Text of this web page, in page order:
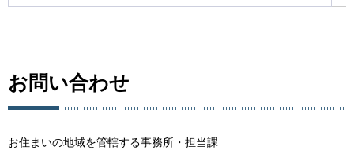
お問い合わせ
お住まいの地域を管轄する事務所・担当課